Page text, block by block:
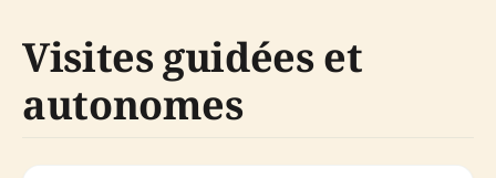
Visites guidées et
autonomes